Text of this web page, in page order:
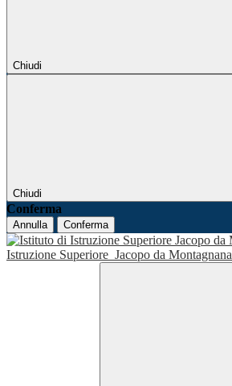
Chiudi
Chiudi
Conferma
Annulla Conferma
Istruzione Superiore Jacopo da Montagnana